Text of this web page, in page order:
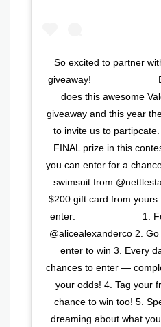
So excited to partner
giveaway! ⠀⠀⠀⠀⠀⠀⠀⠀⠀
does this awesome
giveaway and this year
to invite us to
FINAL prize in this
you can enter for a
swimsuit from
$200 gift card from
enter: ⠀⠀⠀⠀⠀⠀⠀⠀⠀ 1.
@alicealexanderco⁠ 2.
enter to win⁠ 3. Every
chances to enter —
your odds!⁠ 4. Tag your
chance to win too!⁠ 5.
dreaming about what